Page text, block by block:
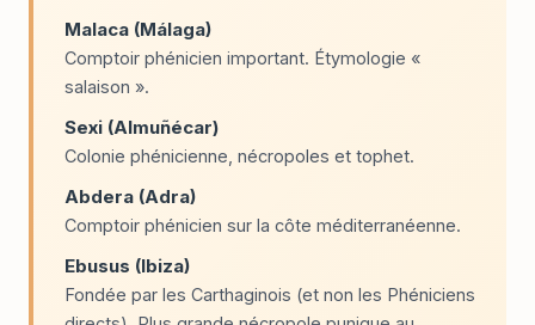
Malaca (Málaga)
Comptoir phénicien important. Étymologie «
salaison ».
Sexi (Almuñécar)
Colonie phénicienne, nécropoles et tophet.
Abdera (Adra)
Comptoir phénicien sur la côte méditerranéenne.
Ebusus (Ibiza)
Fondée par les Carthaginois (et non les Phéniciens